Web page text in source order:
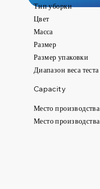
Тип уборки
Масса
Цвет
Размер упаковки
Размер
Capacity
Диапазон веса теста
Место производства
Место производства